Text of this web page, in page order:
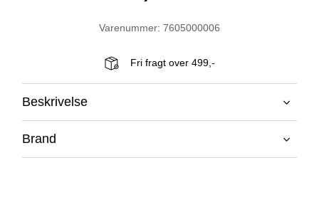
Varenummer: 7605000006
Fri fragt over 499,-
Beskrivelse
Brand